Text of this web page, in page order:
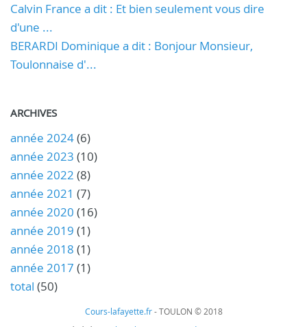
Calvin France a dit : Et bien seulement vous dire
d'une ...
BERARDI Dominique a dit : Bonjour Monsieur,
Toulonnaise d'...
ARCHIVES
année 2024(6)
année 2023 (10)
année 2022 (8)
année 2021 (7)
année 2020 (16)
année 2019 (1)
année 2018 (1)
année 2017 (1)
total (50)
Cours-lafayette.fr- TOULON © 2018